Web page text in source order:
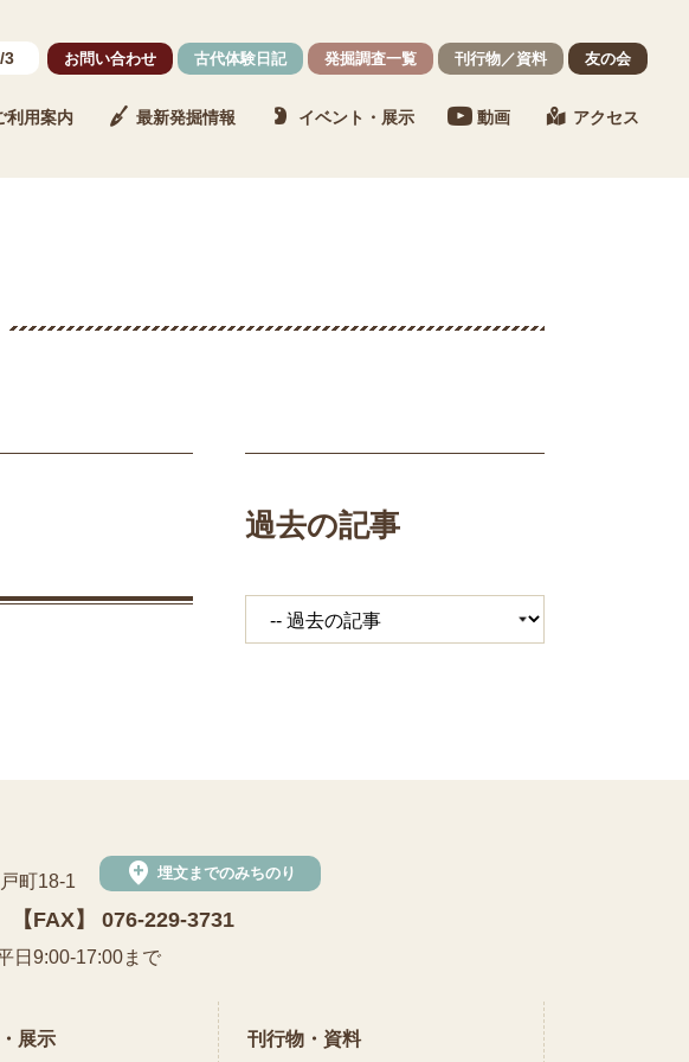
3 お問い合わせ 古代体験日記 発掘調査一覧 刊行物／資料 友の会
利用案内 最新発掘情報 イベント・展示 動画 アクセス
過去の記事
ター
町18-1 add_location 埋文までのみちのり
【FAX】 076-229-3731
日9:00-17:00まで
展示 刊行物・資料